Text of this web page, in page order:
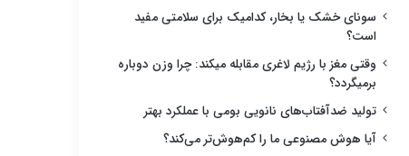
سونای خشک یا بخار، کدامیک برای سلامتی مفید
است؟
وقتی مغز با رژیم لاغری مقابله میکند: چرا وزن دوباره
برمیگردد؟
تولید ضدآفتاب‌های نانویی بومی با عملکرد بهتر
آیا هوش مصنوعی ما را کم‌هوش‌تر می‌کند؟